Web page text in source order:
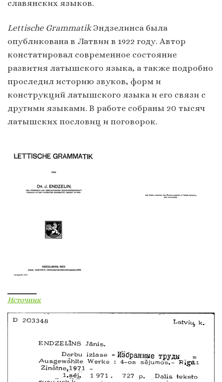
славянских языков.
Lettische GrammatikЭндзелинса была
опубликована в Латвии в 1922 году. Автор
констатировал современное состояние
развития латышского языка, а также подробно
проследил историю звуков, форм и
конструкций латышского языка и его связи с
другими языками. В работе собраны 20 тысяч
латышских пословиц и поговорок.
Источник